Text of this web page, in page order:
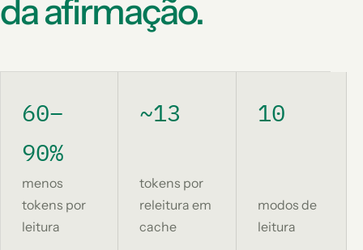
da afirmação.
60–
90%
menos
tokens por
leitura
~13
tokens por
releitura em
cache
10
modos de
leitura